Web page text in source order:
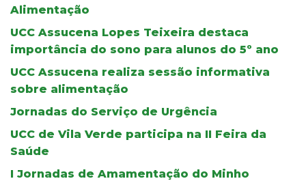
Alimentação
UCC Assucena Lopes Teixeira destaca
importância do sono para alunos do 5º ano
UCC Assucena realiza sessão informativa
sobre alimentação
Jornadas do Serviço de Urgência
UCC de Vila Verde participa na II Feira da
Saúde
I Jornadas de Amamentação do Minho